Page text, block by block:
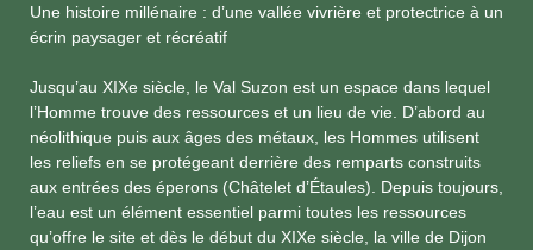
Une histoire millénaire : d’une vallée vivrière et protectrice à un
écrin paysager et récréatif
Jusqu’au XIXe siècle, le Val Suzon est un espace dans lequel
l’Homme trouve des ressources et un lieu de vie. D’abord au
néolithique puis aux âges des métaux, les Hommes utilisent
les reliefs en se protégeant derrière des remparts construits
aux entrées des éperons (Châtelet d’Étaules). Depuis toujours,
l’eau est un élément essentiel parmi toutes les ressources
qu’offre le site et dès le début du XIXe siècle, la ville de Dijon